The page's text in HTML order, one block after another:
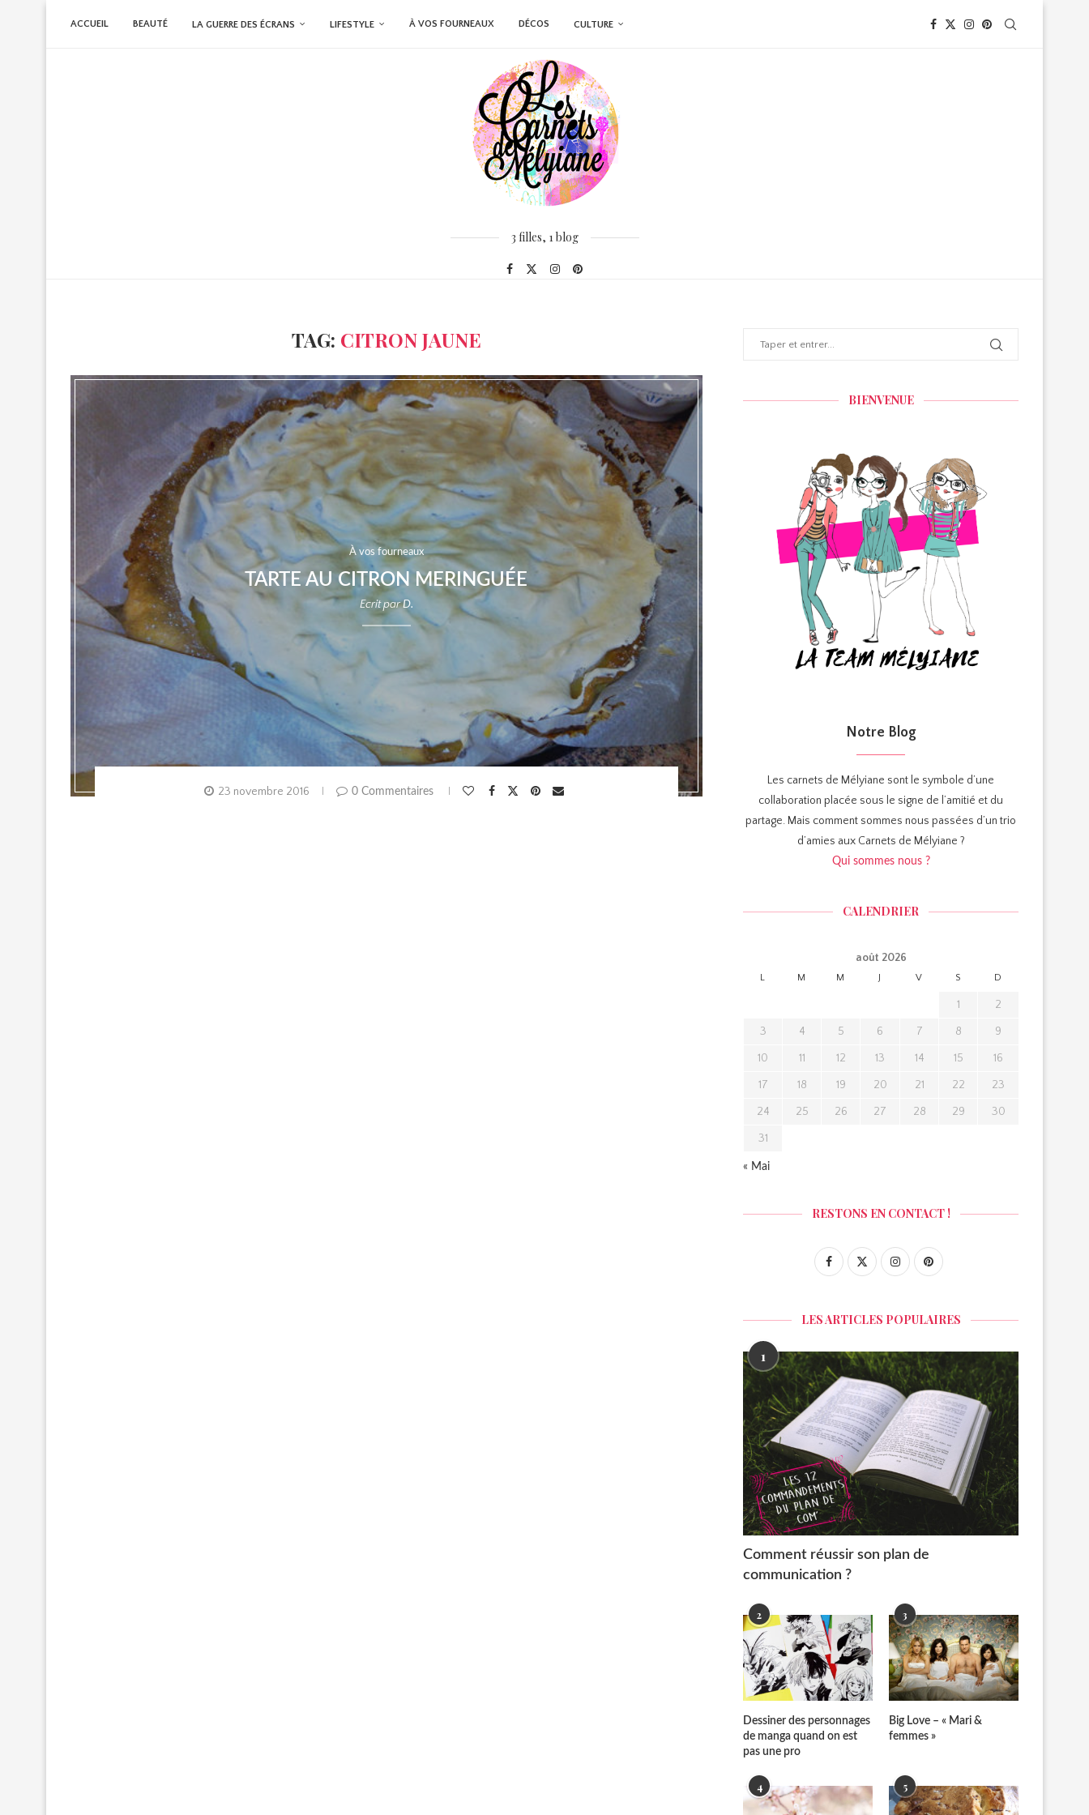
ACCUEIL BEAUTÉ LA GUERRE DES ÉCRANS LIFESTYLE À VOS FOURNEAUX DÉCOS CULTURE
3 filles, 1 blog
TAG: CITRON JAUNE
À vos fourneaux
TARTE AU CITRON MERINGUÉE
Ecrit parD.
23 novembre 2016 0 Commentaires
BIENVENUE
Notre Blog
Les carnets de Mélyiane sont le symbole d’une
collaboration placée sous le signe de l’amitié et du
partage. Mais comment sommes nous passées d’un trio
d’amies aux Carnets de Mélyiane ?
Qui sommes nous ?
CALENDRIER
août 2026
L M M J V S D
1 2
3 4 5 6 7 8 9
10 11 12 13 14 15 16
17 18 19 20 21 22 23
24 25 26 27 28 29 30
31
« Mai
RESTONS EN CONTACT !
LES ARTICLES POPULAIRES
1
Comment réussir son plan de
communication ?
2
Dessiner des personnages
de manga quand on est
pas une pro
3
Big Love – « Mari &
femmes »
4 5